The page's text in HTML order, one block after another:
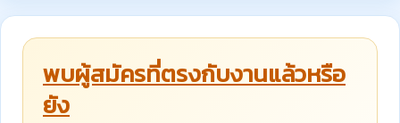
พบผู้สมัครที่ตรงกับงานแล้วหรือ
ยัง